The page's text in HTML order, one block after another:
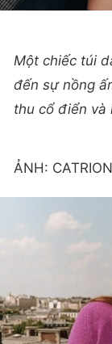
Một chiếc túi
đến sự nồng
thu cổ điển và
ẢNH: